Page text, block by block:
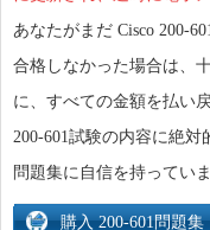
あなたがまだ Cisco 200-
合格しなかった場合は、
に、すべての金額を払い
200-601試験の内容に絶対
問題集に自信を持っていま